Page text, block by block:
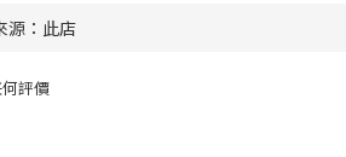
評價